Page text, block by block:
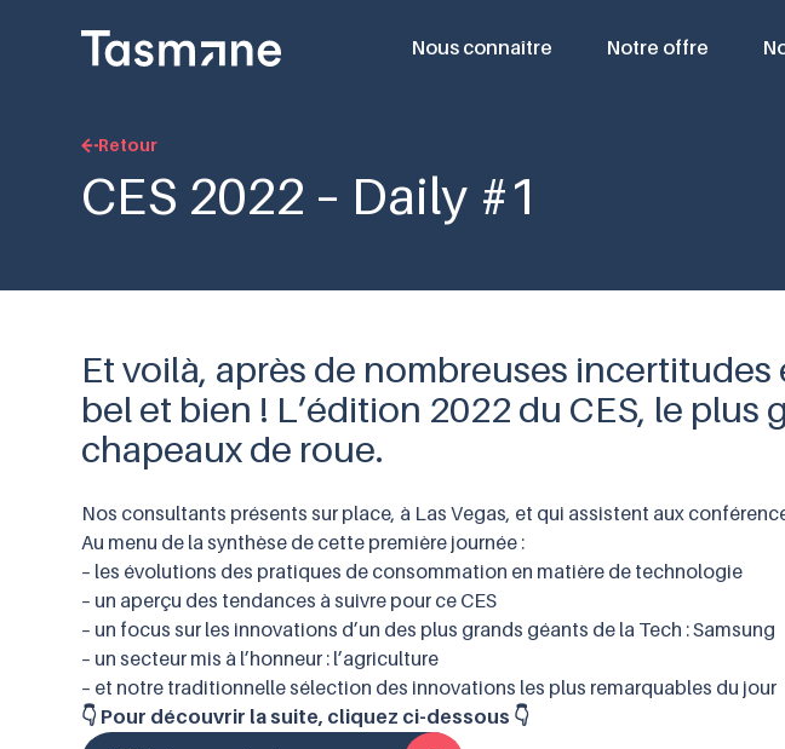
Nous connaître Notre offre
Retour
CES 2022 – Daily #1
Et voilà, après de nombreuses
bel et bien ! L’édition 2022 du CES, le
chapeaux de roue.
Nos consultants présents sur place, à Las Vegas, et qui assistent aux
Au menu de la synthèse de cette première journée :
– les évolutions des pratiques de consommation en matière de technologie
– un aperçu des tendances à suivre pour ce CES
– un focus sur les innovations d’un des plus grands géants de la Tech : Samsung
– un secteur mis à l’honneur : l’agriculture
– et notre traditionnelle sélection des innovations les plus remarquables du jour
👇 Pour découvrir la suite, cliquez ci-dessous 👇